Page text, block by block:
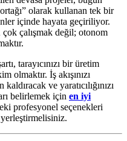
olarak kullanan tek bir
içinde hayata geçiriliyor.
çok çalışmak değil; otonom
tarayıcınızı bir üretim
olmaktır. İş akışınızı
ve yaratıcılığınızı
belirlemek için en iyi
profesyonel seçenekleri